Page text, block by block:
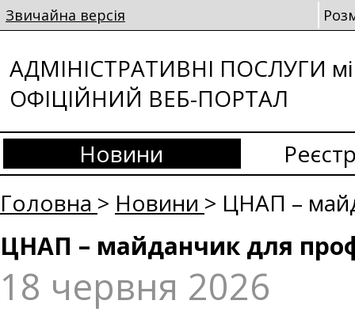
Звичайна версія
АДМІНІСТРАТИВНІ ПОСЛУГИ
ОФІЦІЙНИЙ ВЕБ-ПОРТАЛ
Новини
Головна > Новини > ЦНАП –
ЦНАП – майданчик для
18 червня 2026